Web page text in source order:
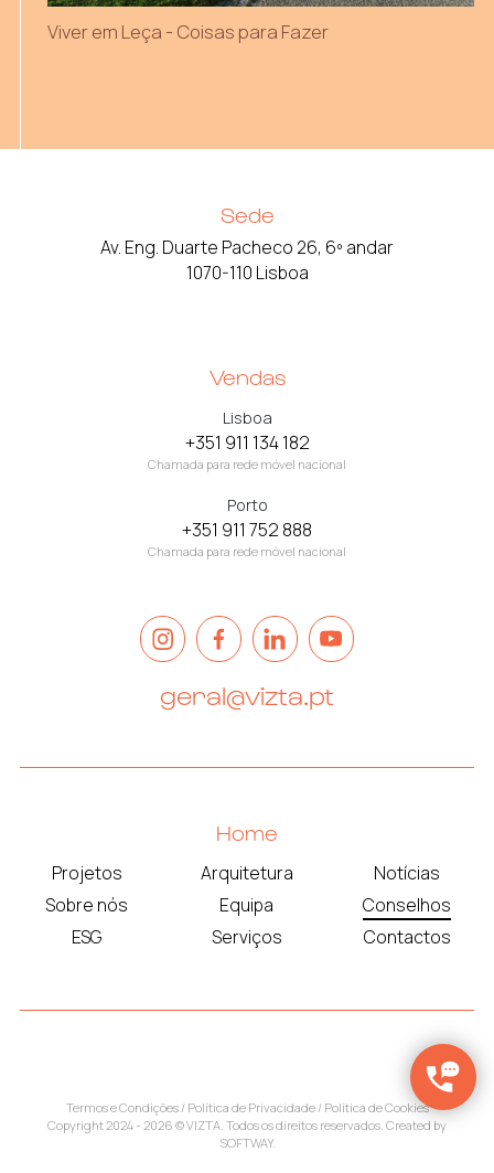
Viver em Leça - Coisas para Fazer
Sede
Av. Eng. Duarte Pacheco 26, 6º andar
1070-110 Lisboa
Vendas
Lisboa
+351 911 134 182
Chamada para rede móvel nacional
Porto
+351 911 752 888
Chamada para rede móvel nacional
geral@vizta.pt
Home
Projetos
Arquitetura
Notícias
Sobre nós
Equipa
Conselhos
ESG
Serviços Contactos
Termos e Condições/ Política de Privacidade/ Política de Cookies
Copyright 2024 - 2026 © VIZTA. Todos os direitos reservados. Created by
SOFTWAY.